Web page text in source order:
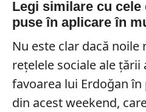
Legi similare cu cele
puse în aplicare în
Nu este clar dacă noile
rețelele sociale ale
favoarea lui Erdoğan
din acest weekend,